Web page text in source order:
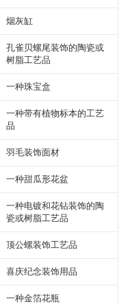
烟灰缸
孔雀贝螺尾装饰的陶瓷或
树脂工艺品
一种珠宝盒
一种带有植物标本的工艺
品
羽毛装饰面材
一种甜瓜形花盆
一种电镀和花钻装饰的陶
瓷或树脂工艺品
顶公螺装饰工艺品
喜庆纪念装饰用品
一种金箔花瓶